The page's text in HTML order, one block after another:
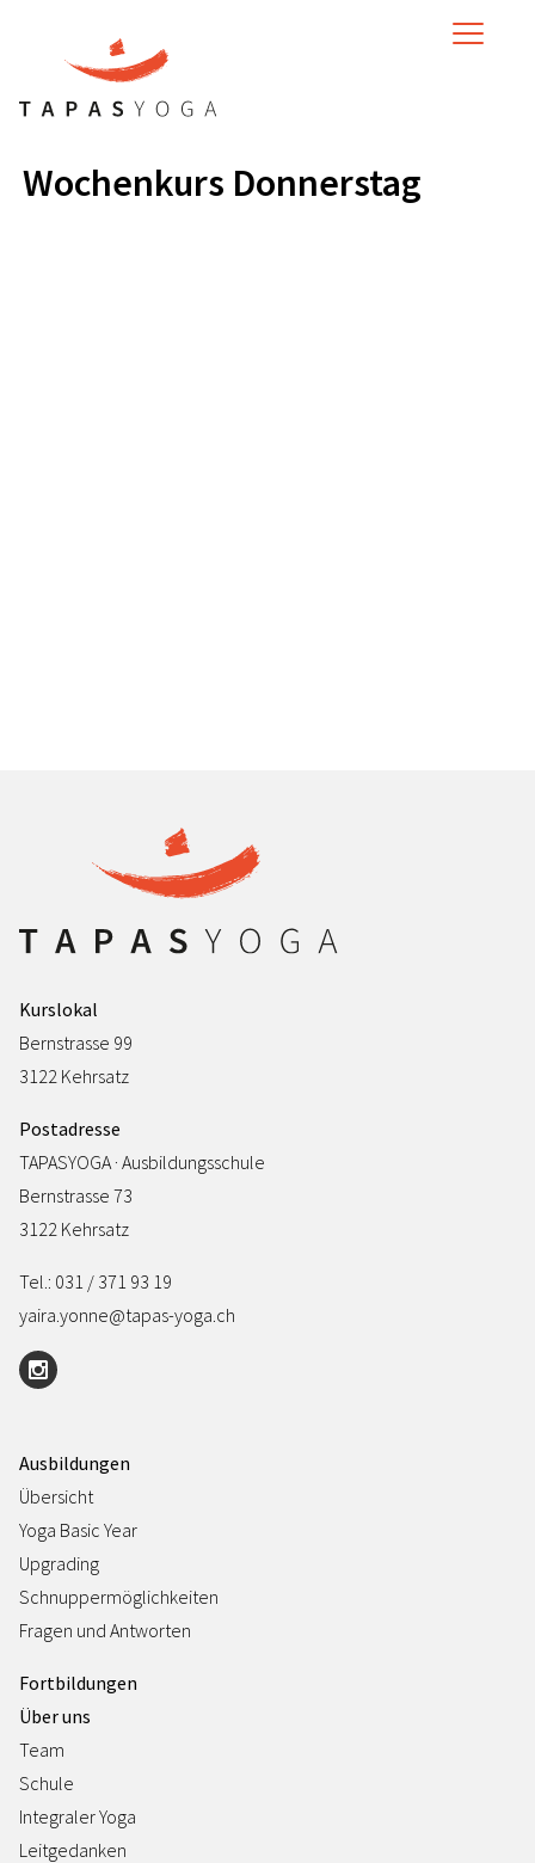
MENU
Wochenkurs Donnerstag
Kurslokal
Bernstrasse 99
3122 Kehrsatz
Postadresse
TAPASYOGA · Ausbildungsschule
Bernstrasse 73
3122 Kehrsatz
Tel.: 031 / 371 93 19
yaira.yonne@tapas-yoga.ch
Ausbildungen
Übersicht
Yoga Basic Year
Upgrading
Schnuppermöglichkeiten
Fragen und Antworten
Fortbildungen
Über uns
Team
Schule
Integraler Yoga
Leitgedanken